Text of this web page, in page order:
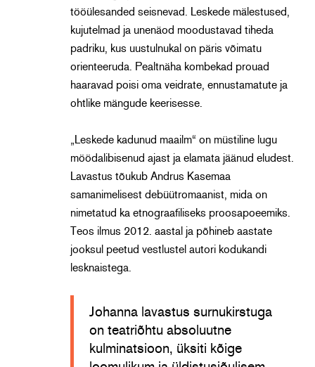
tööülesanded seisnevad. Leskede mälestused,
kujutelmad ja unenäod moodustavad tiheda
padriku, kus uustulnukal on päris võimatu
orienteeruda. Pealtnäha kombekad prouad
haaravad poisi oma veidrate, ennustamatute ja
ohtlike mängude keerisesse.
„Leskede kadunud maailm“ on müstiline lugu
möödalibisenud ajast ja elamata jäänud eludest.
Lavastus tõukub Andrus Kasemaa
samanimelisest debüütromaanist, mida on
nimetatud ka etnograafiliseks proosapoeemiks.
Teos ilmus 2012. aastal ja põhineb aastate
jooksul peetud vestlustel autori kodukandi
lesknaistega.
Johanna lavastus surnukirstuga
on teatriõhtu absoluutne
kulminatsioon, üksiti kõige